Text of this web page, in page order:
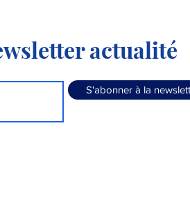
actualité
S'abonner à la